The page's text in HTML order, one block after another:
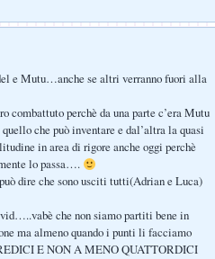
e Mutu…anche se altri verranno fuori alla
combattuto perchè da una parte c’era Mutu
che può inventare e dal’altra la quasi
in area di rigore anche oggi perchè
lo passa….
dire che sono usciti tutti(Adrian e Luca)
che non siamo partiti bene in
ma almeno quando i punti li facciamo
E NON A MENO QUATTORDICI